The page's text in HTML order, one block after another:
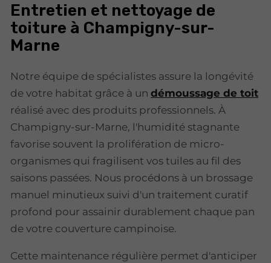
Entretien et nettoyage de
toiture à Champigny-sur-
Marne
Notre équipe de spécialistes assure la longévité
de votre habitat grâce à un démoussage de toit
réalisé avec des produits professionnels. À
Champigny-sur-Marne, l'humidité stagnante
favorise souvent la prolifération de micro-
organismes qui fragilisent vos tuiles au fil des
saisons passées. Nous procédons à un brossage
manuel minutieux suivi d'un traitement curatif
profond pour assainir durablement chaque pan
de votre couverture campinoise.
Cette maintenance régulière permet d'anticiper